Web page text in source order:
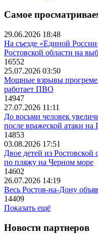
Самое
29.06.2026 18:48
На съезде «Единой
Ростовской области на
16552
25.07.2026 03:50
Мощные взрывы
работает ПВО
14947
27.07.2026 11:11
До восьми человек
после вражеской атаки на
14853
03.08.2026 17:51
Двое детей из
по пляжу на Черном море
14602
26.07.2026 14:19
Весь Ростов-на-Дону
14409
Показать ещё
Новости партнеров